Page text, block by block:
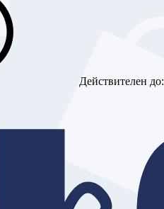
Действителен до: